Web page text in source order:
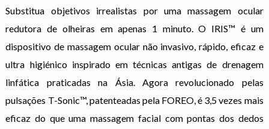
Substitua objetivos irrealistas por uma massagem ocular
redutora de olheiras em apenas 1 minuto. O IRIS™ é um
dispositivo de massagem ocular não invasivo, rápido, eficaz e
ultra higiénico inspirado em técnicas antigas de drenagem
linfática praticadas na Ásia. Agora revolucionado pelas
pulsações T-Sonic™, patenteadas pela FOREO, é 3,5 vezes mais
eficaz do que uma massagem facial com pontas dos dedos